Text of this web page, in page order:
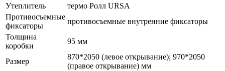
Утеплитель
термо Ролл URSA
Противосъемные
фиксаторы
противосъемные внутренние фиксаторы
Толщина
коробки
95 мм
Размер
870*2050 (левое открывание); 970*2050
(правое открывание) мм